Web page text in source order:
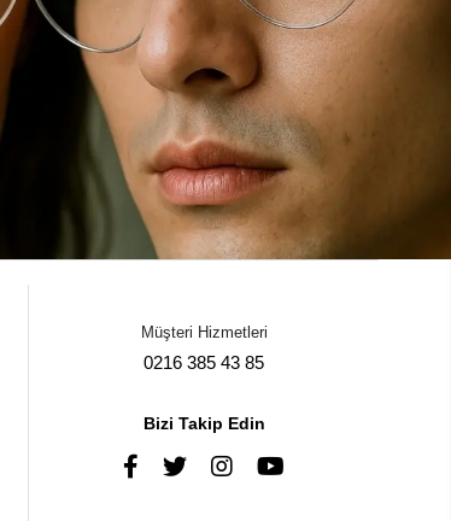
Müşteri Hizmetleri
0216 385 43 85
Bizi Takip Edin